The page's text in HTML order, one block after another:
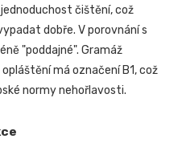
čištění, což
dobře. V porovnání s
"poddajné". Gramáž
opláštění má označení B1, což
normy nehořlavosti.